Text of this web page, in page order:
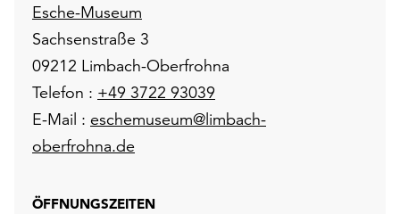
Esche-Museum
Sachsenstraße 3
09212 Limbach-Oberfrohna
Telefon : +49 3722 93039
E-Mail : eschemuseum@limbach-
oberfrohna.de
ÖFFNUNGSZEITEN